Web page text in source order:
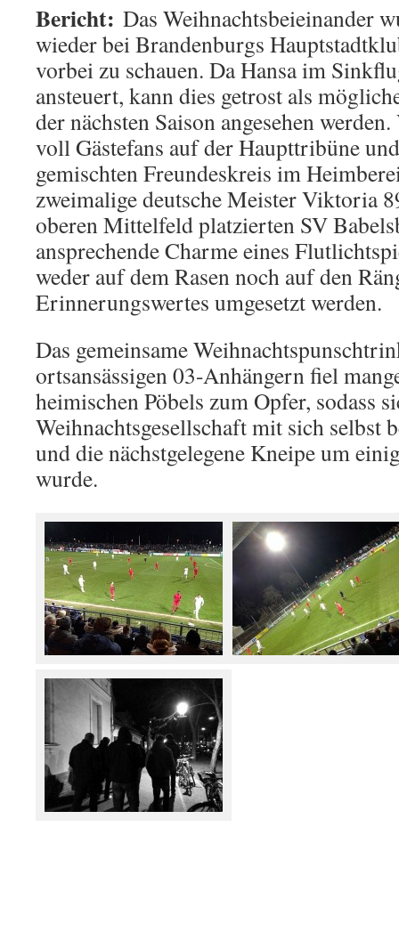
Bericht: Das Weihnachtsbeieinander
wieder bei Brandenburgs
vorbei zu schauen. Da Hansa im
ansteuert, kann dies getrost als
der nächsten Saison angesehen
voll Gästefans auf der Haupttribüne
gemischten Freundeskreis im
zweimalige deutsche Meister Viktoria
oberen Mittelfeld platzierten SV
ansprechende Charme eines
weder auf dem Rasen noch auf den
Erinnerungswertes umgesetzt werden.
Das gemeinsame
ortsansässigen 03-Anhängern fiel
heimischen Pöbels zum Opfer, sodass
Weihnachtsgesellschaft mit sich selbst
und die nächstgelegene Kneipe um
wurde.